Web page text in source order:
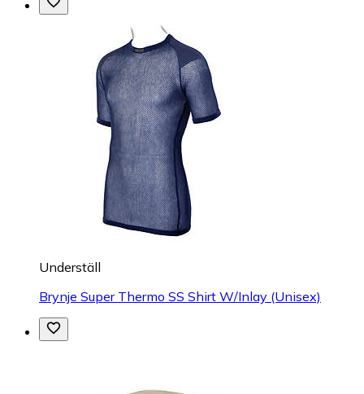
Underställ
Brynje Super Thermo SS Shirt W/Inlay (Unisex)